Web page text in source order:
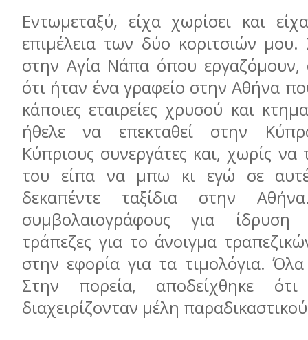
Εντωμεταξύ, είχα χωρίσει και
επιμέλεια των δύο κοριτσιών μου.
στην Αγία Νάπα όπου εργαζόμουν,
ότι ήταν ένα γραφείο στην Αθήνα
κάποιες εταιρείες χρυσού και
ήθελε να επεκταθεί στην
Κύπριους συνεργάτες και, χωρίς
του είπα να μπω κι εγώ σε
δεκαπέντε ταξίδια στην
συμβολαιογράφους για ίδρυση
τράπεζες για το άνοιγμα
στην εφορία για τα τιμολόγια.
Στην πορεία, αποδείχθηκε ότι
διαχειρίζονταν μέλη